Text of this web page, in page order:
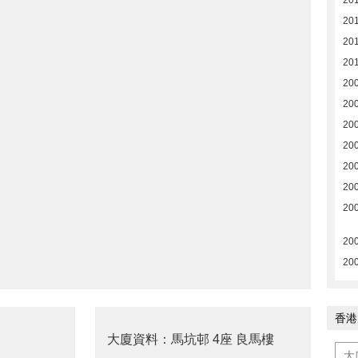
大廈資料：馬坑邨 4座 良馬樓
香